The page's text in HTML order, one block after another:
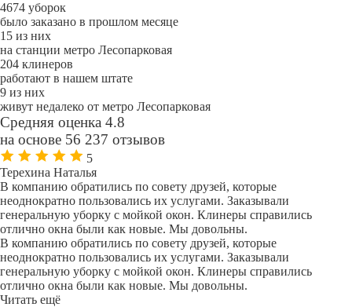
4674 уборок
было заказано в прошлом месяце
15 из них
на станции метро Лесопарковая
204 клинеров
работают в нашем штате
9 из них
живут недалеко от метро Лесопарковая
Средняя оценка 4.8
на основе 56 237 отзывов
5
Терехина Наталья
В компанию обратились по совету друзей, которые
неоднократно пользовались их услугами. Заказывали
генеральную уборку с мойкой окон. Клинеры справились
отлично окна были как новые. Мы довольны.
В компанию обратились по совету друзей, которые
неоднократно пользовались их услугами. Заказывали
генеральную уборку с мойкой окон. Клинеры справились
отлично окна были как новые. Мы довольны.
Читать ещё